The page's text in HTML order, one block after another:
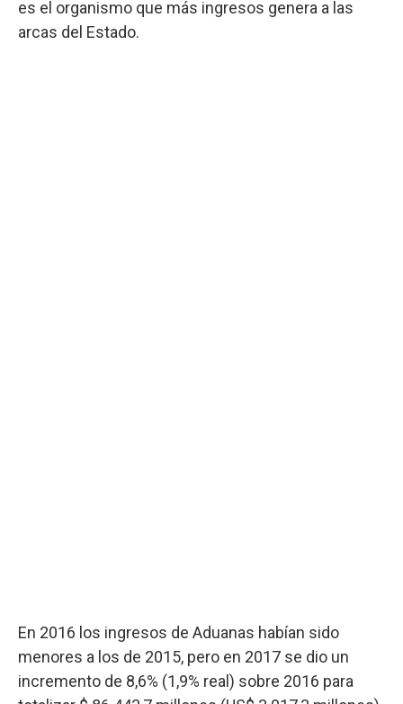
es el organismo que más ingresos genera a las
arcas del Estado.
En 2016 los ingresos de Aduanas habían sido
menores a los de 2015, pero en 2017 se dio un
incremento de 8,6% (1,9% real) sobre 2016 para